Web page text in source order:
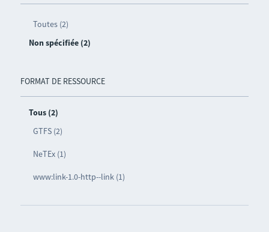
Toutes (2)
Non spécifiée (2)
FORMAT DE RESSOURCE
Tous (2)
GTFS (2)
NeTEx (1)
www:link-1.0-http--link (1)